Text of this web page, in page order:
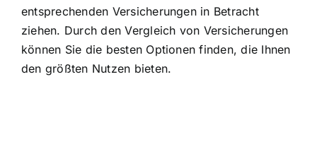
entsprechenden Versicherungen in Betracht
ziehen. Durch den Vergleich von Versicherungen
können Sie die besten Optionen finden, die Ihnen
den größten Nutzen bieten.